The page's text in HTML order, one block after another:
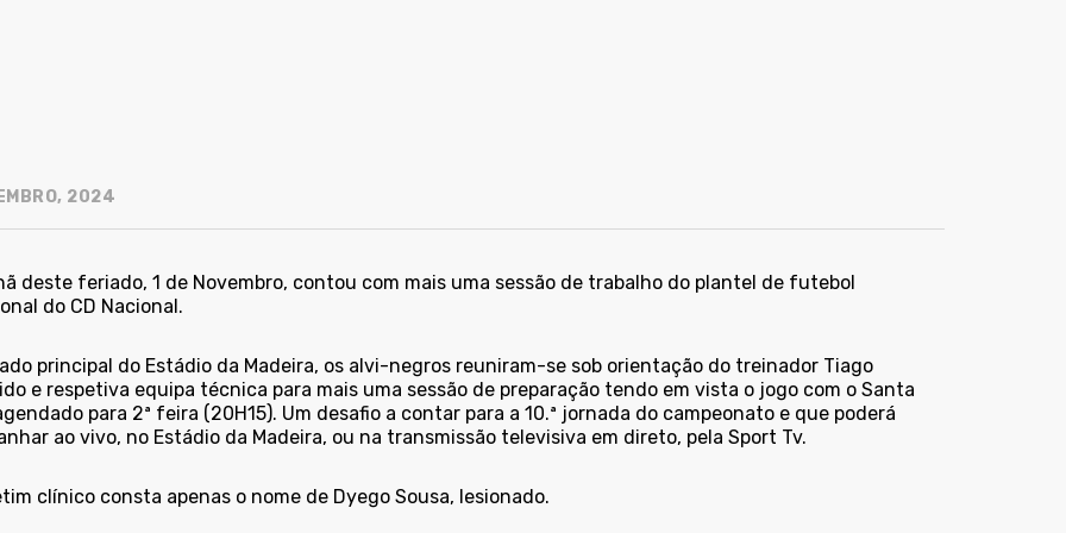
2024
deste feriado, 1 de Novembro, contou com mais uma sessão de trabalho do plantel de futebol
do CD Nacional.
principal do Estádio da Madeira, os alvi-negros reuniram-se sob orientação do treinador Tiago
e respetiva equipa técnica para mais uma sessão de preparação tendo em vista o jogo com o Santa
para 2ª feira (20H15). Um desafio a contar para a 10.ª jornada do campeonato e que poderá
ao vivo, no Estádio da Madeira, ou na transmissão televisiva em direto, pela Sport Tv.
clínico consta apenas o nome de Dyego Sousa, lesionado.